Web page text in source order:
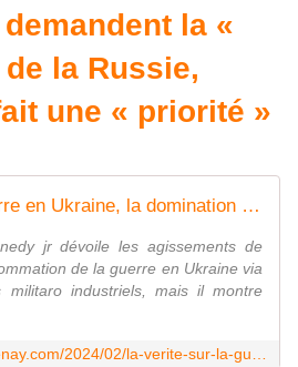
la «
la Russie,
une « priorité »
La vérité sur la guerre en Ukraine, la domination de Blackrock et sa méthode de prédation sur les pays Européen et notamment la France - Vouillé un peu d'Histoire
jr dévoile les agissements de
de la guerre en Ukraine via
militaro industriels, mais il montre
https://www.henrydarthenay.com/2024/02/la-verite-sur-la-guerre-en-ukraine-la-domination-de-blackrock-et-sa-methode-de-predation-sur-les-pays-europeen-et-notamment-la-france.html